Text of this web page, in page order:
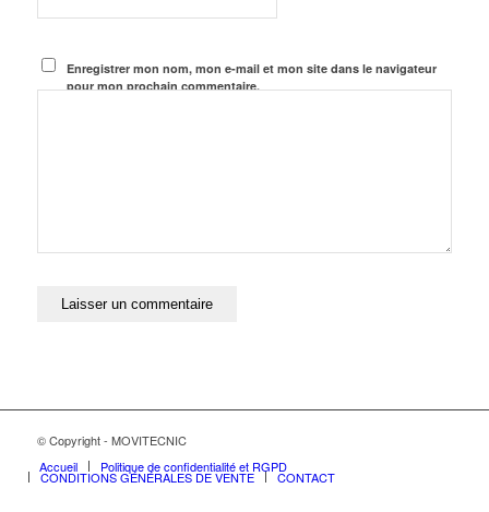
Enregistrer mon nom, mon e-mail et mon site dans le navigateur
pour mon prochain commentaire.
© Copyright - MOVITECNIC
Accueil
Politique de confidentialité et RGPD
CONDITIONS GÉNÉRALES DE VENTE CONTACT